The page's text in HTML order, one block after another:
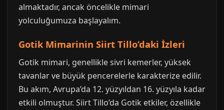
almaktadır, ancak öncelikle mimari
yolculuğumuza başlayalım.
Gotik Mimarinin Siirt Tillo’daki İzleri
Gotik mimari, genellikle sivri kemerler, yüksek
tavanlar ve büyük pencerelerle karakterize edilir.
Bu akım, Avrupa’da 12. yüzyıldan 16. yüzyıla kadar
etkili olmuştur. Siirt Tillo’da Gotik etkiler, özellikle